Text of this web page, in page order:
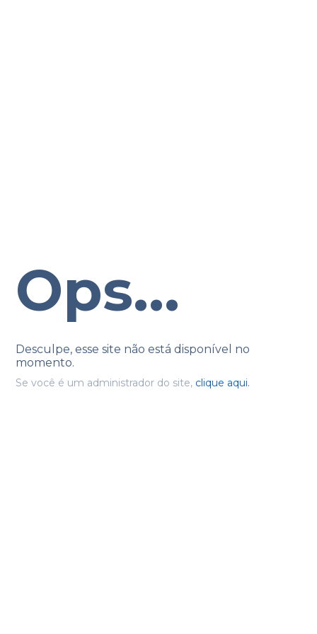
Ops...
Desculpe, esse site não está disponível no
momento.
Se você é um administrador do site, clique aqui.